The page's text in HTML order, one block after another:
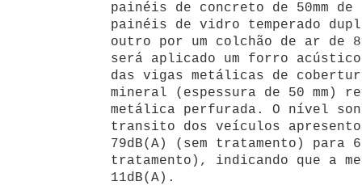
painéis de concreto de 50mm de
painéis de vidro temperado
outro por um colchão de ar de
será aplicado um forro
das vigas metálicas de
mineral (espessura de 50 mm)
metálica perfurada. O nível
transito dos veículos
79dB(A) (sem tratamento) para
tratamento), indicando que a
11dB(A).